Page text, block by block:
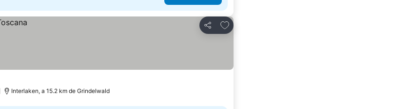
Partilhar
Adicionar aos favoritos
Interlaken, a 15.2 km de Grindelwald